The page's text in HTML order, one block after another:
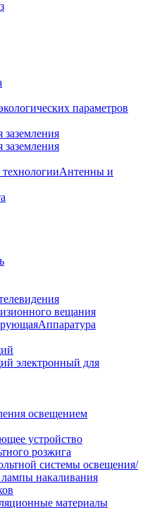
параметров
Антенны и
вещания
Аппаратура
электронный для
освещением
устройство
розжига
системы освещения/
лампы накаливания